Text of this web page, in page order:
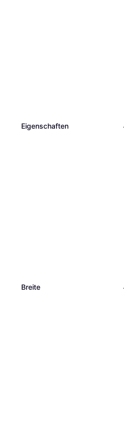
Eigenschaften
Breite